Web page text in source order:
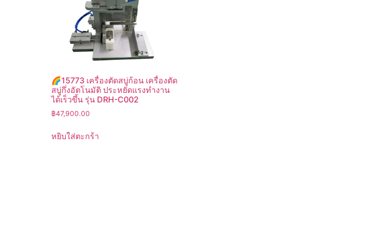
🌈15773 เครื่องตัดสบู่ก้อน เครื่องตัด
สบู่กึ่งอัตโนมัติ ประหยัดแรงทำงาน
ได้เร็วขึ้น รุ่น DRH-C002
฿47,900.00
หยิบใส่ตะกร้า